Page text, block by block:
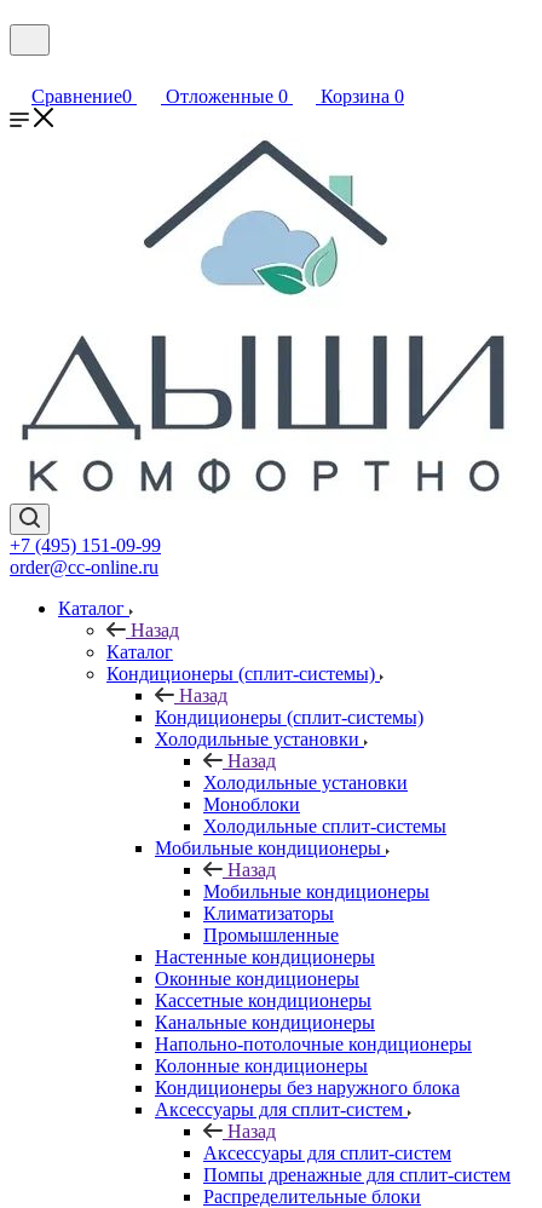
Сравнение0 Отложенные 0 Корзина 0
+7 (495) 151-09-99
order@cc-online.ru
Каталог
Назад
Каталог
Кондиционеры (сплит-системы)
Назад
Кондиционеры (сплит-системы)
Холодильные установки
Назад
Холодильные установки
Моноблоки
Холодильные сплит-системы
Мобильные кондиционеры
Назад
Мобильные кондиционеры
Климатизаторы
Промышленные
Настенные кондиционеры
Оконные кондиционеры
Кассетные кондиционеры
Канальные кондиционеры
Напольно-потолочные кондиционеры
Колонные кондиционеры
Кондиционеры без наружного блока
Аксессуары для сплит-систем
Назад
Аксессуары для сплит-систем
Помпы дренажные для сплит-систем
Распределительные блоки